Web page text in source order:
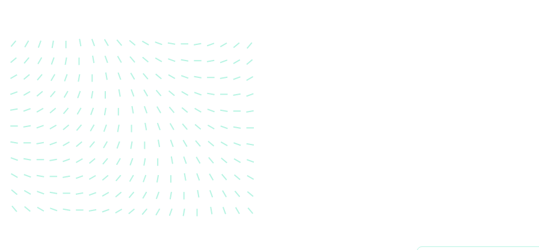
Karosserievermessung
Unsere exakte Karosserievermessung stellt
einem Unfall wieder in ihren ursprünglichen
Zustand gebracht wird.